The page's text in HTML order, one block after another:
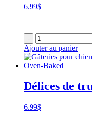
6.99$
-
Ajouter au panier
Délices de
6.99$